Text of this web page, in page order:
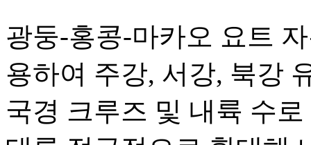
광둥-홍콩-마카오 요트
용하여 주강, 서강, 북강
국경 크루즈 및 내륙 수